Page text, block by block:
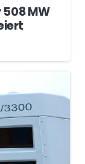
MW